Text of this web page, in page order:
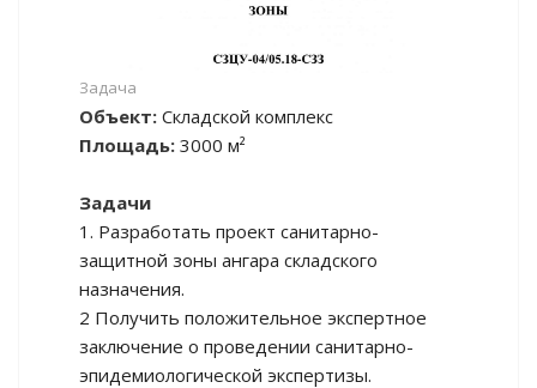
Задача
Объект: Складской комплекс
Площадь: 3000 м²
Задачи
1. Разработать проект санитарно-
защитной зоны ангара складского
назначения.
2 Получить положительное экспертное
заключение о проведении санитарно-
эпидемиологической экспертизы.